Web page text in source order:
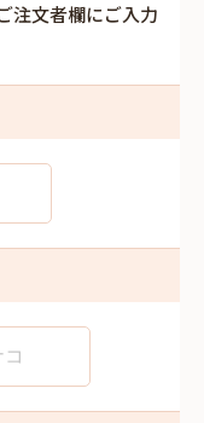
注文者欄にご入力